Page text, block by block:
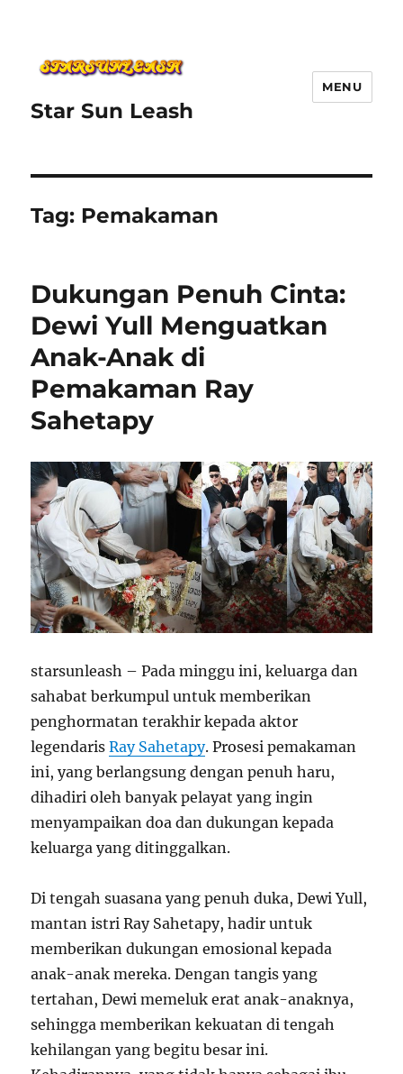
Star Sun Leash
MENU
Tag: Pemakaman
Dukungan Penuh Cinta:
Dewi Yull Menguatkan
Anak-Anak di
Pemakaman Ray
Sahetapy
starsunleash – Pada minggu ini, keluarga dan
sahabat berkumpul untuk memberikan
penghormatan terakhir kepada aktor
legendarisRay Sahetapy. Prosesi pemakaman
ini, yang berlangsung dengan penuh haru,
dihadiri oleh banyak pelayat yang ingin
menyampaikan doa dan dukungan kepada
keluarga yang ditinggalkan.
Di tengah suasana yang penuh duka, Dewi Yull,
mantan istri Ray Sahetapy, hadir untuk
memberikan dukungan emosional kepada
anak-anak mereka. Dengan tangis yang
tertahan, Dewi memeluk erat anak-anaknya,
sehingga memberikan kekuatan di tengah
kehilangan yang begitu besar ini.